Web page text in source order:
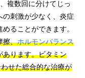
複数回に分けてじっ
の刺激が少なく、炎症
ることができます。
擦、ホルモンバランス
あります。ビタミン
せた総合的な治療が